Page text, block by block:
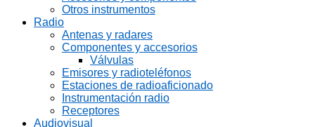
Otros instrumentos
Radio
Antenas y radares
Componentes y accesorios
Válvulas
Emisores y radioteléfonos
Estaciones de radioaficionado
Instrumentación radio
Receptores
Audiovisual